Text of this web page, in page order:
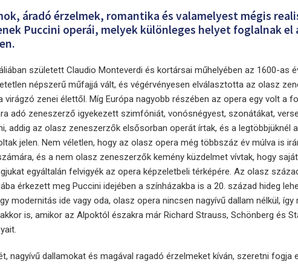
áradó érzelmek, romantika és valamelyest mégis
Puccini operái, melyek különleges helyet foglalnak el
született Claudio Monteverdi és kortársai műhelyében az 1600-as
népszerű műfajjá vált, és végérvényesen elválasztotta az olasz
virágzó zenei élettől. Míg Európa nagyobb részében az opera egy volt a
adó zeneszerző igyekezett szimfóniát, vonósnégyest, szonátákat,
addig az olasz zeneszerzők elsősorban operát írtak, és a legtöbbjüknél
jelen. Nem véletlen, hogy az olasz opera még többszáz év múlva is
és a nem olasz zeneszerzők kemény küzdelmet vívtak, hogy
egyáltalán felvigyék az opera képzeletbeli térképére. Az olasz
érkezett meg Puccini idejében a színházakba is a 20. század hideg
modernitás ide vagy oda, olasz opera nincsen nagyívű dallam nélkül, így
is, amikor az Alpoktól északra már Richard Strauss, Schönberg és
nagyívű dallamokat és magával ragadó érzelmeket kíván, szeretni fogja